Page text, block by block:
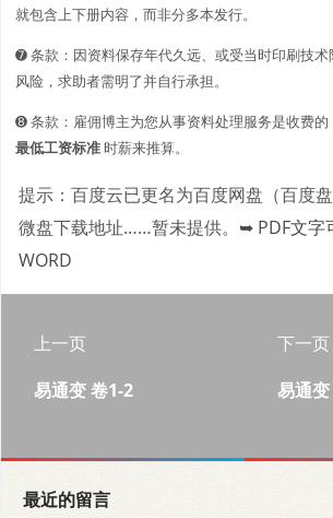
就包含上下册内容，而非分多本发行。
➐ 条款：因资料保存年代久远、或受当时印刷技
风险，求助者需明了并自行承担。
➑ 条款：雇佣博主为您从事资料处理服务是收费
最低工资标准时薪来推算。
提示：百度云已更名为百度网盘（百度盘
微盘下载地址……暂未提供。 ➥ PDF文字
WORD
上一页
易通变 卷1-2
下一页
易通
最近的留言